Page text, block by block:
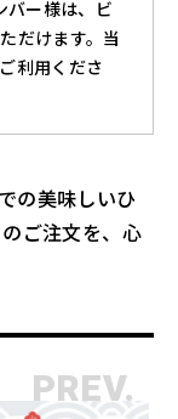
バー様は、ビ
だけます。当
利用くださ
の美味しいひ
ご注文を、心
PREV.